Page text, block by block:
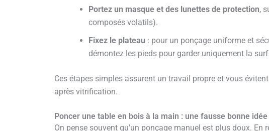
Portez un masque et des lunettes de protection,
composés volatils).
Fixez le plateau : pour un ponçage uniforme et
démontez les pieds pour garder uniquement la
Ces étapes simples assurent un travail propre et vous
après vitrification.
Poncer une table en bois à la main : une fausse bonne idée
On pense souvent qu’un ponçage manuel est plus doux. En